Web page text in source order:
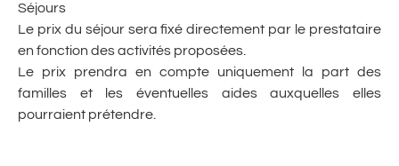
Séjours
Le prix du séjour sera fixé directement par le prestataire
en fonction des activités proposées.
Le prix prendra en compte uniquement la part des
familles et les éventuelles aides auxquelles elles
pourraient prétendre.